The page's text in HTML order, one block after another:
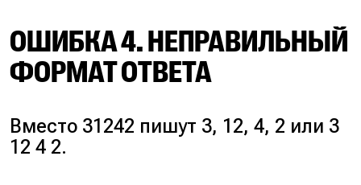
ОШИБКА 4. НЕПРАВИЛЬНЫЙ
ФОРМАТ ОТВЕТА
Вместо 31242 пишут 3, 12, 4, 2 или 3
12 4 2.